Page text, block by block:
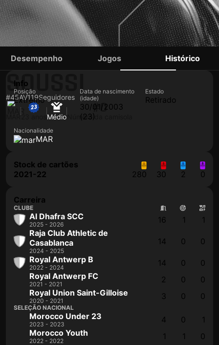
ABDERAHMANE
SOUSSI
#45AV119Seguidores
Médio
#0
Número da camisola
Desempenho Jogos Histórico
Info
Posição
Extremo
Data de nascimento
(idade)
30/01/2003
(23)
Estado
Retirado
Nacionalidade
MAR
Stock de cartões
2021-22
280 30 2 0
Carreira
CLUBE
Al Dhafra SCC
2025 - 2026 16 1
1
Raja Club Athletic de
Casablanca
2024 - 2025
14 0
0
Royal Antwerp B
2022 - 2024 14 0
0
Royal Antwerp FC
2021 - 2021 2 0
0
Royal Union Saint-Gilloise
2020 - 2021 3 0 0
SELEÇÃO NACIONAL
Morocco Under 23
2023 - 2023 4 0
1
Morocco Youth
2022 - 2022 1 1 0